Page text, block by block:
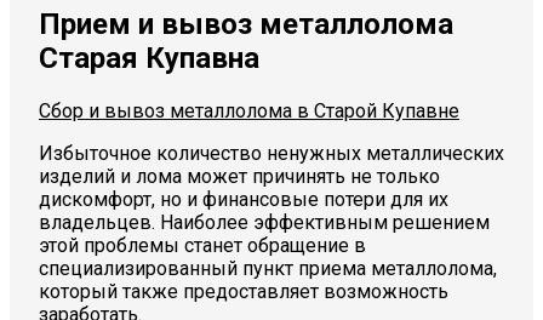
Прием и вывоз металлолома
Старая Купавна
Сбор и вывоз металлолома в Старой Купавне
Избыточное количество ненужных металлических
изделий и лома может причинять не только
дискомфорт, но и финансовые потери для их
владельцев. Наиболее эффективным решением
этой проблемы станет обращение в
специализированный пункт приема металлолома,
который также предоставляет возможность
заработать.